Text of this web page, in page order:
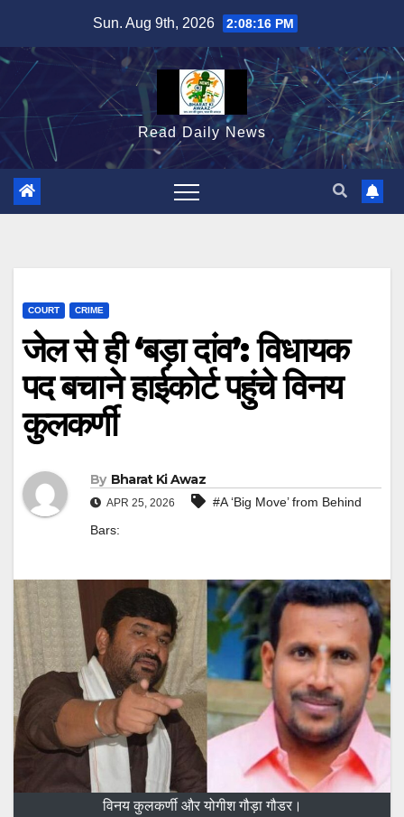
content
Sun. Aug 9th, 2026 2:08:17 PM
Read Daily News
COURT CRIME
जेल से ही ‘बड़ा दांव’: विधायक
पद बचाने हाईकोर्ट पहुंचे विनय
कुलकर्णी
By Bharat Ki Awaz
APR 25, 2026
#A ‘Big Move’ from Behind
Bars:
विनय कुलकर्णी और योगीश गौड़ा गौडर।